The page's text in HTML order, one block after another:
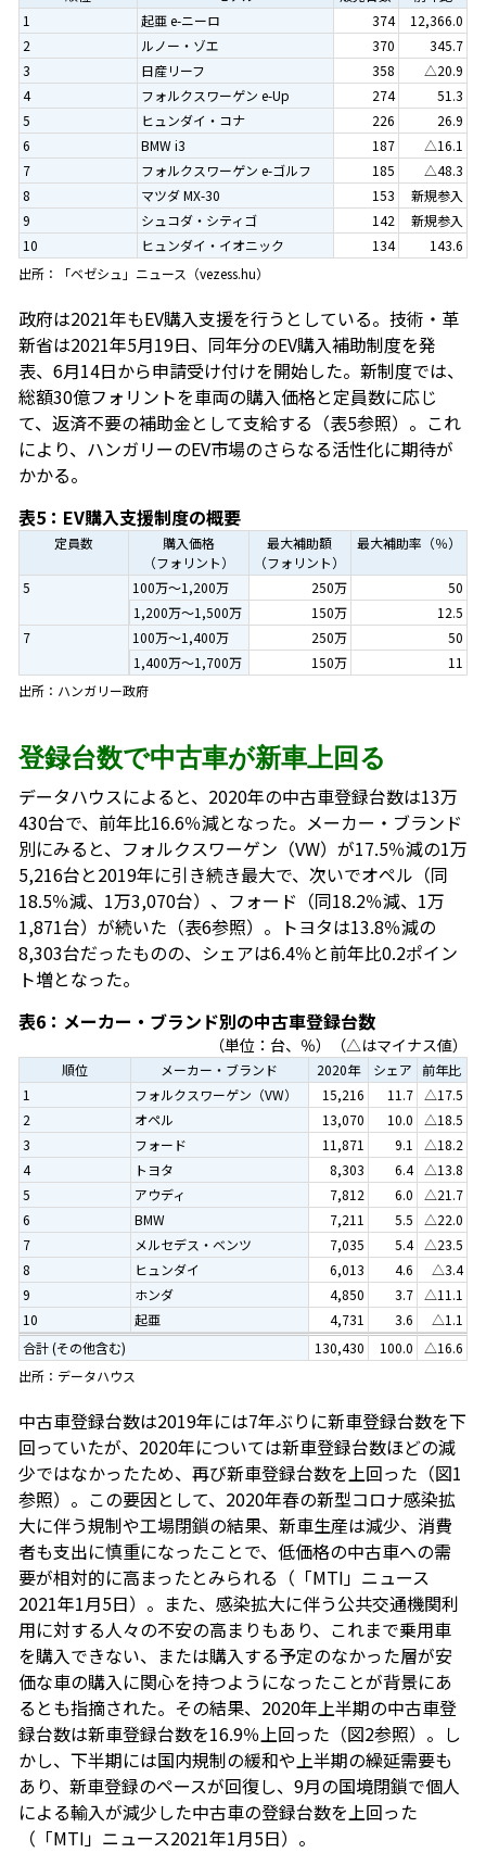
1
起亜 e-ニーロ 374
12,366.0
2
ルノー・ゾエ 370
345.7
3
日産リーフ 358
△20.9
4
フォルクスワーゲン e-Up 274
51.3
5
ヒュンダイ・コナ 226
26.9
6
BMW i3 187
△16.1
7
フォルクスワーゲン e-ゴルフ 185
△48.3
8
マツダ MX-30 153
新規参入
9
シュコダ・シティゴ 142
新規参入
10
ヒュンダイ・イオニック 134
143.6
出所：「ベゼシュ」ニュース（vezess.hu）
政府は2021年もEV購入支援を行うとしている。技術・革
新省は2021年5月19日、同年分のEV購入補助制度を発
表、6月14日から申請受け付けを開始した。新制度では、
総額30億フォリントを車両の購入価格と定員数に応じ
て、返済不要の補助金として支給する（表5参照）。これ
により、ハンガリーのEV市場のさらなる活性化に期待が
かかる。
表5：EV購入支援制度の概要
定員数
購入価格
（フォリント）
最大補助額
（フォリント）
最大補助率（％）
5 100万～1,200万 250万
50
1,200万～1,500万
150万
12.5
7
100万～1,400万 250万
50
1,400万～1,700万
150万
11
出所：ハンガリー政府
登録台数で中古車が新車上回る
データハウスによると、2020年の中古車登録台数は13万
430台で、前年比16.6％減となった。メーカー・ブランド
別にみると、フォルクスワーゲン（VW）が17.5％減の1万
5,216台と2019年に引き続き最大で、次いでオペル（同
18.5％減、1万3,070台）、フォード（同18.2％減、1万
1,871台）が続いた（表6参照）。トヨタは13.8％減の
8,303台だったものの、シェアは6.4％と前年比0.2ポイン
ト増となった。
表6：メーカー・ブランド別の中古車登録台数
（単位：台、％）（△はマイナス値）
順位 メーカー・ブランド 2020年 シェア
前年比
1
フォルクスワーゲン（VW） 15,216 11.7
△17.5
2
オペル 13,070 10.0
△18.5
3
フォード 11,871 9.1
△18.2
4
トヨタ 8,303 6.4
△13.8
5
アウディ 7,812 6.0
△21.7
6
BMW 7,211 5.5
△22.0
7
メルセデス・ベンツ 7,035 5.4
△23.5
8
ヒュンダイ 6,013 4.6
△3.4
9
ホンダ 4,850 3.7
△11.1
10
起亜 4,731 3.6
△1.1
合計 (その他含む)
130,430 100.0
△16.6
出所：データハウス
中古車登録台数は2019年には7年ぶりに新車登録台数を下
回っていたが、2020年については新車登録台数ほどの減
少ではなかったため、再び新車登録台数を上回った（図1
参照）。この要因として、2020年春の新型コロナ感染拡
大に伴う規制や工場閉鎖の結果、新車生産は減少、消費
者も支出に慎重になったことで、低価格の中古車への需
要が相対的に高まったとみられる（「MTI」ニュース
2021年1月5日）。また、感染拡大に伴う公共交通機関利
用に対する人々の不安の高まりもあり、これまで乗用車
を購入できない、または購入する予定のなかった層が安
価な車の購入に関心を持つようになったことが背景にあ
るとも指摘された。その結果、2020年上半期の中古車登
録台数は新車登録台数を16.9％上回った（図2参照）。し
かし、下半期には国内規制の緩和や上半期の繰延需要も
あり、新車登録のペースが回復し、9月の国境閉鎖で個人
による輸入が減少した中古車の登録台数を上回った
（「MTI」ニュース2021年1月5日）。